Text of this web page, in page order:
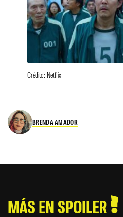
Crédito: Netflix
BRENDA AMADOR
MÁS EN SPOILER